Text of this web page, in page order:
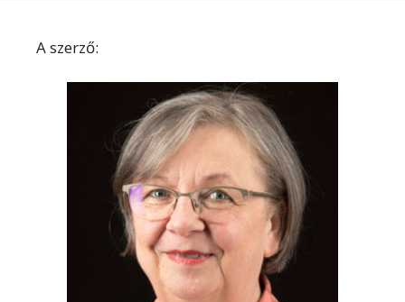
A szerző: